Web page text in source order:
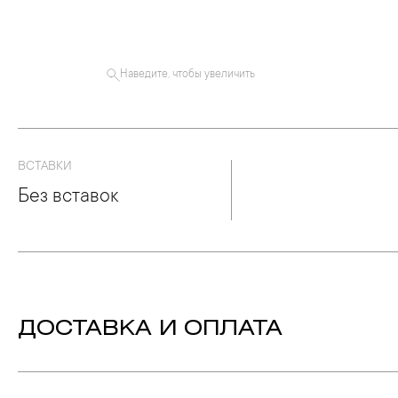
Наведите, чтобы увеличить
ВСТАВКИ
Без вставок
ДОСТАВКА И ОПЛАТА